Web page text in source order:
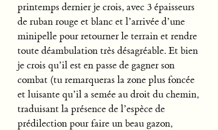
printemps dernier je crois, avec 3 épaisseurs
de ruban rouge et blanc et l’arrivée d’une
minipelle pour retourner le terrain et rendre
toute déambulation très désagréable. Et bien
je crois qu’il est en passe de gagner son
combat (tu remarqueras la zone plus foncée
et luisante qu’il a semée au droit du chemin,
traduisant la présence de l’espèce de
prédilection pour faire un beau gazon,